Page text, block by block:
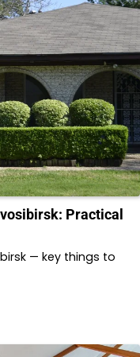
Practical
— key things to